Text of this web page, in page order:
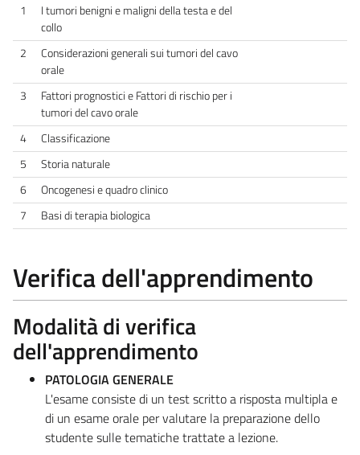
1
I tumori benigni e maligni della testa e del
collo
2
Considerazioni generali sui tumori del cavo
orale
3
Fattori prognostici e Fattori di rischio per i
tumori del cavo orale
4
Classificazione
5
Storia naturale
6
Oncogenesi e quadro clinico
7
Basi di terapia biologica
Verifica dell'apprendimento
Modalità di verifica
dell'apprendimento
PATOLOGIA GENERALE
L'esame consiste di un test scritto a risposta multipla e
di un esame orale per valutare la preparazione dello
studente sulle tematiche trattate a lezione.